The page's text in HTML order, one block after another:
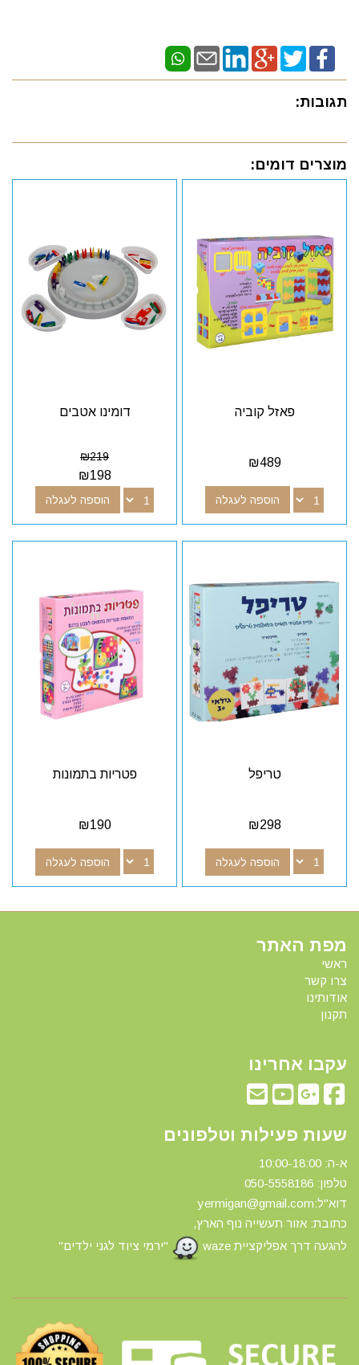
תגובות:
מוצרים דומים:
פאזל קוביה
₪489
הוספה לעגלה
דומינו אטבים
₪219
₪198
הוספה לעגלה
טריפל
₪298
הוספה לעגלה
פטריות בתמונות
₪190
הוספה לעגלה
מפת האתר
ראשי
צרו קשר
אודותינו
תקנון
עקבו אחרינו
שעות פעילות וטלפונים
א-ה: 10:00-18:00
טלפון: 0 50-5558186
דוא"ל:yermigan@gmail.com
כתובת: אזור תעשייה נוף הארץ,
להגעה דרך אפליקציית waze
"ירמי ציוד לגני ילדים"